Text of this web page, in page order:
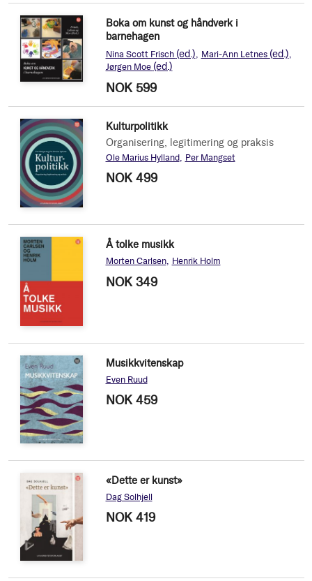
Boka om kunst og håndverk i
barnehagen
Nina Scott Frisch (ed.) Mari-Ann Letnes (ed.)
Jørgen Moe (ed.)
NOK 599
Kulturpolitikk
Organisering, legitimering og praksis
Ole Marius Hylland Per Mangset
NOK 499
Å tolke musikk
Morten Carlsen Henrik Holm
NOK 349
Musikkvitenskap
Even Ruud
NOK 459
«Dette er kunst»
Dag Solhjell
NOK 419